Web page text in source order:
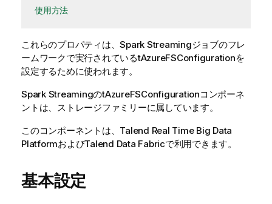
使用方法
これらのプロパティは、Spark Streamingジョブのフレ
ームワークで実行されているtAzureFSConfigurationを
設定するために使われます。
Spark StreamingのtAzureFSConfigurationコンポーネ
ントは、 ストレージファミリーに属しています。
このコンポーネントは、Talend Real Time Big Data
PlatformおよびTalend Data Fabricで利用できます。
基本設定